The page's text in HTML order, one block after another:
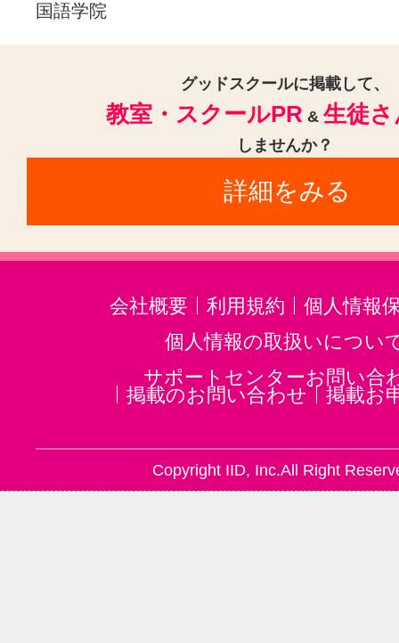
国語学院
グッドスクールに掲載して、
教室・スクールPR & 生徒
しませんか？
詳細をみる
会社概要 利用規約
個人情報
個人情報の取扱いについ
サポートセンターお問い合
掲載のお問い合わせ
掲載お
Copyright IID, Inc.All Right